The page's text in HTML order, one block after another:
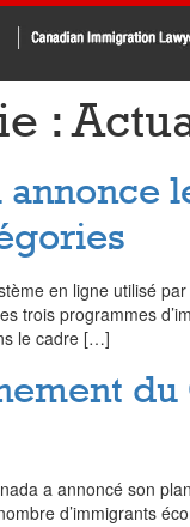
:
annonce
en ligne utilisé
trois programmes
le cadre […]
a annoncé son
d’immigrants